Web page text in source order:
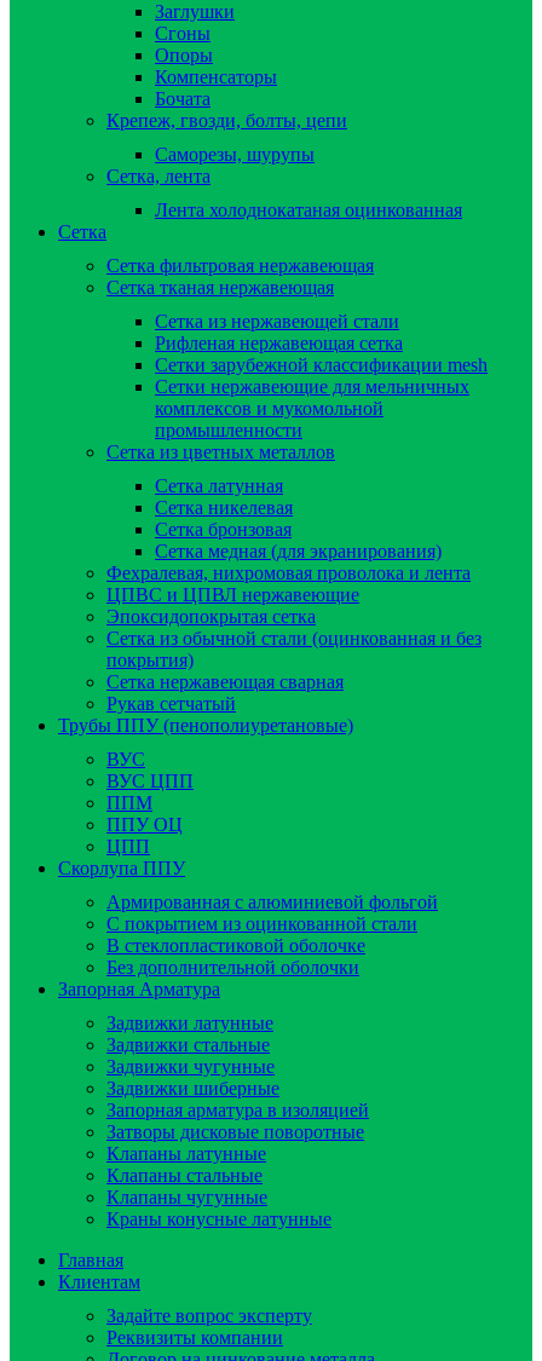
Заглушки
Сгоны
Опоры
Компенсаторы
Бочата
Крепеж, гвозди, болты, цепи
Саморезы, шурупы
Сетка, лента
Лента холоднокатаная оцинкованная
Сетка
Сетка фильтровая нержавеющая
Сетка тканая нержавеющая
Сетка из нержавеющей стали
Рифленая нержавеющая сетка
Сетки зарубежной классификации mesh
Сетки нержавеющие для мельничных
комплексов и мукомольной
промышленности
Сетка из цветных металлов
Сетка латунная
Сетка никелевая
Сетка бронзовая
Сетка медная (для экранирования)
Фехралевая, нихромовая проволока и лента
ЦПВС и ЦПВЛ нержавеющие
Эпоксидопокрытая сетка
Сетка из обычной стали (оцинкованная и без
покрытия)
Сетка нержавеющая сварная
Рукав сетчатый
Трубы ППУ (пенополиуретановые)
ВУС
ВУС ЦПП
ППМ
ППУ ОЦ
ЦПП
Скорлупа ППУ
Армированная с алюминиевой фольгой
C покрытием из оцинкованной стали
В стеклопластиковой оболочке
Без дополнительной оболочки
Запорная Арматура
Задвижки латунные
Задвижки стальные
Задвижки чугунные
Задвижки шиберные
Запорная арматура в изоляцией
Затворы дисковые поворотные
Клапаны латунные
Клапаны стальные
Клапаны чугунные
Краны конусные латунные
Главная
Клиентам
Задайте вопрос эксперту
Реквизиты компании